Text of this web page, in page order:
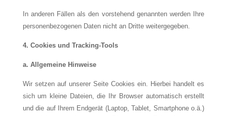
In anderen Fällen als den vorstehend genannten werden Ihre
personenbezogenen Daten nicht an Dritte weitergegeben.
4. Cookies und Tracking-Tools
a. Allgemeine Hinweise
Wir setzen auf unserer Seite Cookies ein. Hierbei handelt es
sich um kleine Dateien, die Ihr Browser automatisch erstellt
und die auf Ihrem Endgerät (Laptop, Tablet, Smartphone o.ä.)